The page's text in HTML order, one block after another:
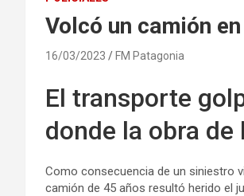
Volcó un camión
16/03/2023 FM Patagonia
El transporte
donde la obra de
Como consecuencia de un siniestro
camión de 45 años resultó herido el